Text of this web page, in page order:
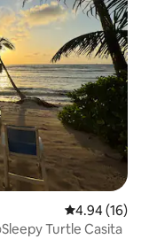
レビュー16
4.94 (16)
Turtle Casita